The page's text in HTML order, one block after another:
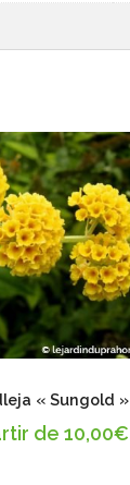
« Sungold »
de 10,00€